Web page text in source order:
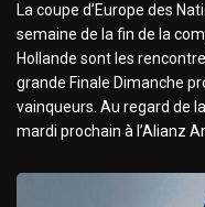
La coupe d’Europe des
semaine de la fin de la
Hollande sont les
grande Finale Dimanche
vainqueurs. Au regard de
mardi prochain à l’Alianz